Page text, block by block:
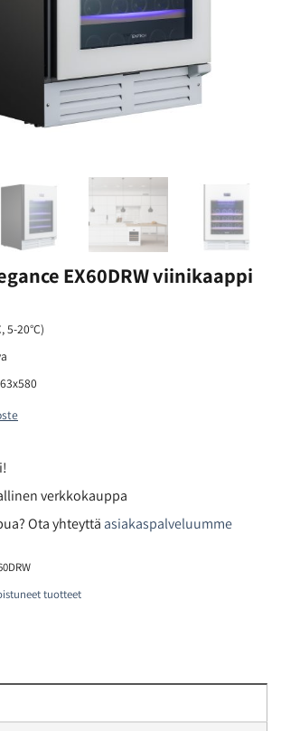
EX60DRW viinikaappi
5-20°C)
verkkokauppa
Ota yhteyttä asiakaspalveluumme
tuotteet